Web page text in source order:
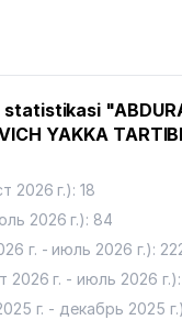
YAKKA
2026 г.): 18
2026 г.): 84
г. - июль 2026 г.):
2026 г. - июль 2026
г. - декабрь 2025